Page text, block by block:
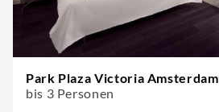
Park Plaza Victoria Amsterdam
bis 3 Personen